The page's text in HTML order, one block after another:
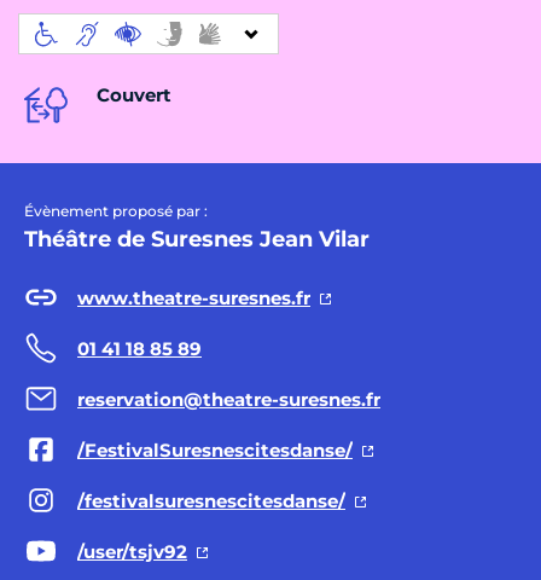
Couvert
Évènement proposé par :
Théâtre de Suresnes Jean Vilar
www.theatre-suresnes.fr
01 41 18 85 89
reservation@theatre-suresnes.fr
/FestivalSuresnescitesdanse/
/festivalsuresnescitesdanse/
/user/tsjv92